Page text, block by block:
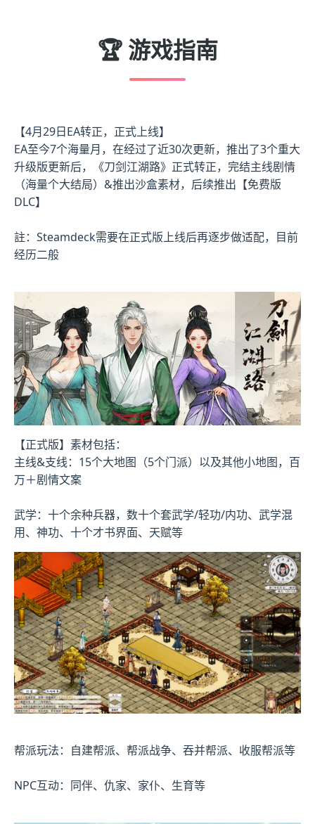
🏆 游戏指南
【4月29日EA转正，正式上线】
EA至今7个海量月，在经过了近30次更新，推出了3个重大
升级版更新后，《刀剑江湖路》正式转正，完结主线剧情
（海量个大结局）&推出沙盒素材，后续推出【免费版
DLC】
註：Steamdeck需要在正式版上线后再逐步做适配，目前
经历二般
【正式版】素材包括：
主线&支线：15个大地图（5个门派）以及其他小地图，百
万＋剧情文案
武学：十个余种兵器，数十个套武学/轻功/内功、武学混
用、神功、十个才书界面、天赋等
帮派玩法：自建帮派、帮派战争、吞并帮派、收服帮派等
NPC互动：同伴、仇家、家仆、生育等